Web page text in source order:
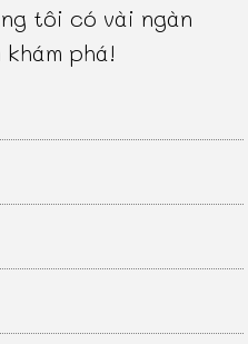
tôi có vài ngàn
phá!